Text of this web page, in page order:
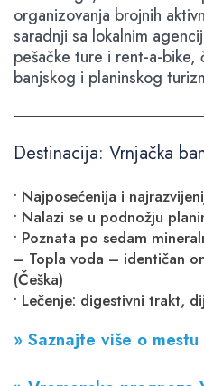
organizovanja brojnih
saradnji sa lokalnim
pešačke ture i rent-a-
banjskog i planinskog
Destinacija: Vrnjačka
• Najposećenija i
• Nalazi se u podnožju
• Poznata po sedam
– Topla voda – identičan
(Češka)
• Lečenje: digestivni trakt,
» Saznajte više o mestu